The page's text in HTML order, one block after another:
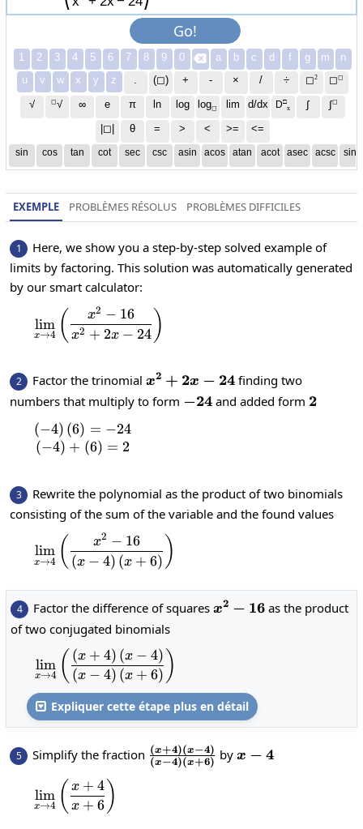
Go!
1 2 3 4 5 6 7 8 9 0  a b c d f g m
n
u
v w x y z . (◻) + - × / ÷ ◻2 ◻◻
√ ◻√ ∞ e π ln log log◻ lim d/dx D□
x
∫ ∫◻
|◻| θ = > < >= <=
sin cos tan cot sec csc asin acos atan acot asec acsc sinh
EXEMPLE PROBLÈMES RÉSOLUS PROBLÈMES DIFFICILES
1
Here, we show you a step-by-step solved example of
limits by factoring. This solution was automatically generated
by our smart calculator:
\lim_{x\to4}\left(\frac{x^2-
x→4
lim ( x2 + 2x − 24
x2 − 16 )
2 Factor the trinomial x^2+2x-
24
x2 + 2x − 24finding two
numbers that multiply to form -24
−24 and added form 2
2
\begin{matrix}\left(-
(−4) (6) = −24
(−4) + (6) = 2
3
Rewrite the polynomial as the product of two binomials
consisting of the sum of the variable and the found values
\lim_{x\to 4}\left(\frac{x^2-
x→4
lim ( (x − 4) (x + 6)
x2 − 16 )
4 Factor the difference of squares x^2-
x2 − 16as the product
of two conjugated binomials
\lim_{x\to
x→4
lim ( (x − 4) (x + 6)
(x + 4) (x − 4) )
 Expliquer cette étape plus en détail
5 Simplify the fraction \frac{\left(x+4\right)\left(x-
4\right)}{\left(x-
(x−4)(x+6)
(x+4)(x−4) byx-
x − 4
\lim_{x\to 4}\left(\frac{x+4}{x+6}\right)
x→4
lim ( x + 6
x + 4 )